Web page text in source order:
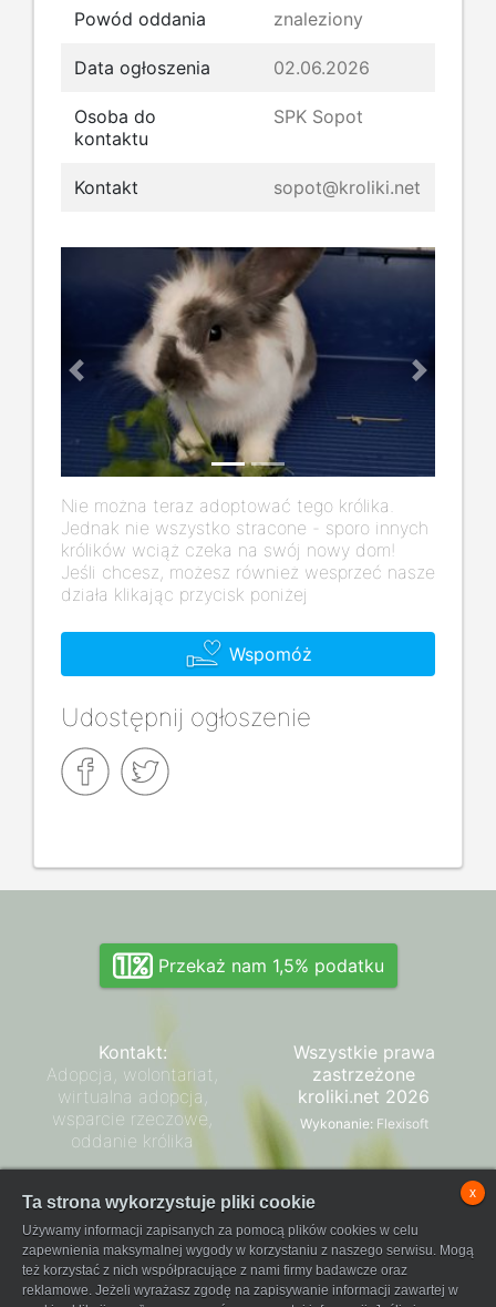
Powód oddania znaleziony
Data ogłoszenia 02.06.2026
Osoba do
kontaktu
SPK Sopot
Kontakt sopot@kroliki.net
Previous Next
Nie można teraz adoptować tego królika.
Jednak nie wszystko stracone - sporo innych
królików wciąż czeka na swój nowy dom!
Jeśli chcesz, możesz również wesprzeć nasze
działa klikając przycisk poniżej
Wspomóż
Udostępnij ogłoszenie
Przekaż nam 1,5% podatku
Kontakt:
Adopcja, wolontariat,
wirtualna adopcja,
wsparcie rzeczowe,
oddanie królika
Regulamin płatności
FaniPay
Wszystkie prawa
zastrzeżone
kroliki.net 2026
Wykonanie: Flexisoft
Ta strona wykorzystuje pliki cookie
Używamy informacji zapisanych za pomocą plików cookies w celu
zapewnienia maksymalnej wygody w korzystaniu z naszego serwisu. Mogą
też korzystać z nich współpracujące z nami firmy badawcze oraz
reklamowe. Jeżeli wyrażasz zgodę na zapisywanie informacji zawartej w
x